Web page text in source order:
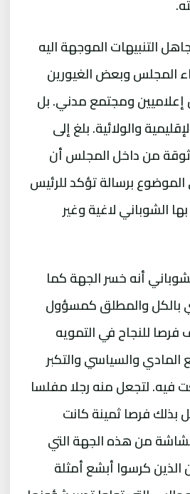
التنبيهات الموجهة اليه
وبعض الغيورين
إعلاميين ومجتمع مدني. بل
والولائية. بلغ إلى
من داخل المجلس أن
برسالة تؤكد للرئيس
الشوباني لاغية وغير
أنه خسر الجهة كما
بالكل والمطلق كمسؤول
للنجاح في التمويه
المادي والسياسي والتكبر
فيه. لتجعل منه رجلا مفلسا
بذلك فرصا ثمينة كانت
من هذه الجهة التي
الذين كرسوا أبشع أمثلة